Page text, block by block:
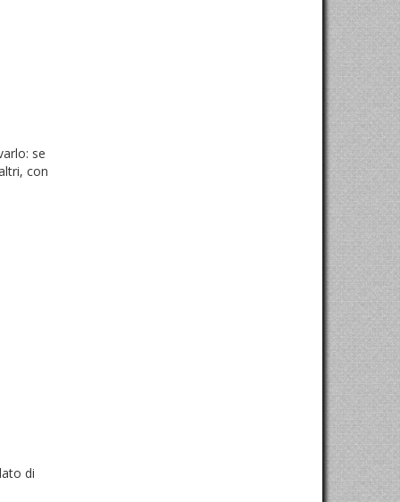
se
con
di